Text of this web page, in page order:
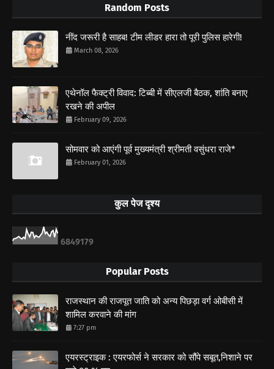
Random Posts
नींद जरूरी है साहब! टीम लीडर हारा तो पूरी पुलिस हारेगी!
March 08, 2026
एथेनॉल फैक्ट्री विवाद: टिब्बी में सीएलजी बैठक, शांति बनाए
रखने की अपील
February 09, 2026
सोमवार को आएंगी पूर्व मुख्यमंत्री श्रीमती वसुंधरा राजे*
February 01, 2026
कुल पेज दृश्य
6849179
Popular Posts
राजस्थान की राजपूत जाति को अन्य पिछड़ा वर्ग ओबीसी में
शामिल करवाने की मांग
7:27 pm
एयरस्ट्राइक : एयरफोर्स ने सरकार को सौंपे सबूत,निशाने पर